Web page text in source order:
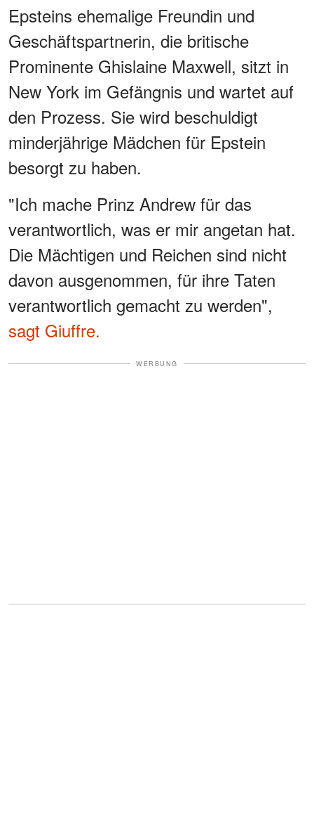
Epsteins ehemalige Freundin und
Geschäftspartnerin, die britische
Prominente Ghislaine Maxwell, sitzt in
New York im Gefängnis und wartet auf
den Prozess. Sie wird beschuldigt
minderjährige Mädchen für Epstein
besorgt zu haben.
"Ich mache Prinz Andrew für das
verantwortlich, was er mir angetan hat.
Die Mächtigen und Reichen sind nicht
davon ausgenommen, für ihre Taten
verantwortlich gemacht zu werden",
sagt Giuffre.
WERBUNG